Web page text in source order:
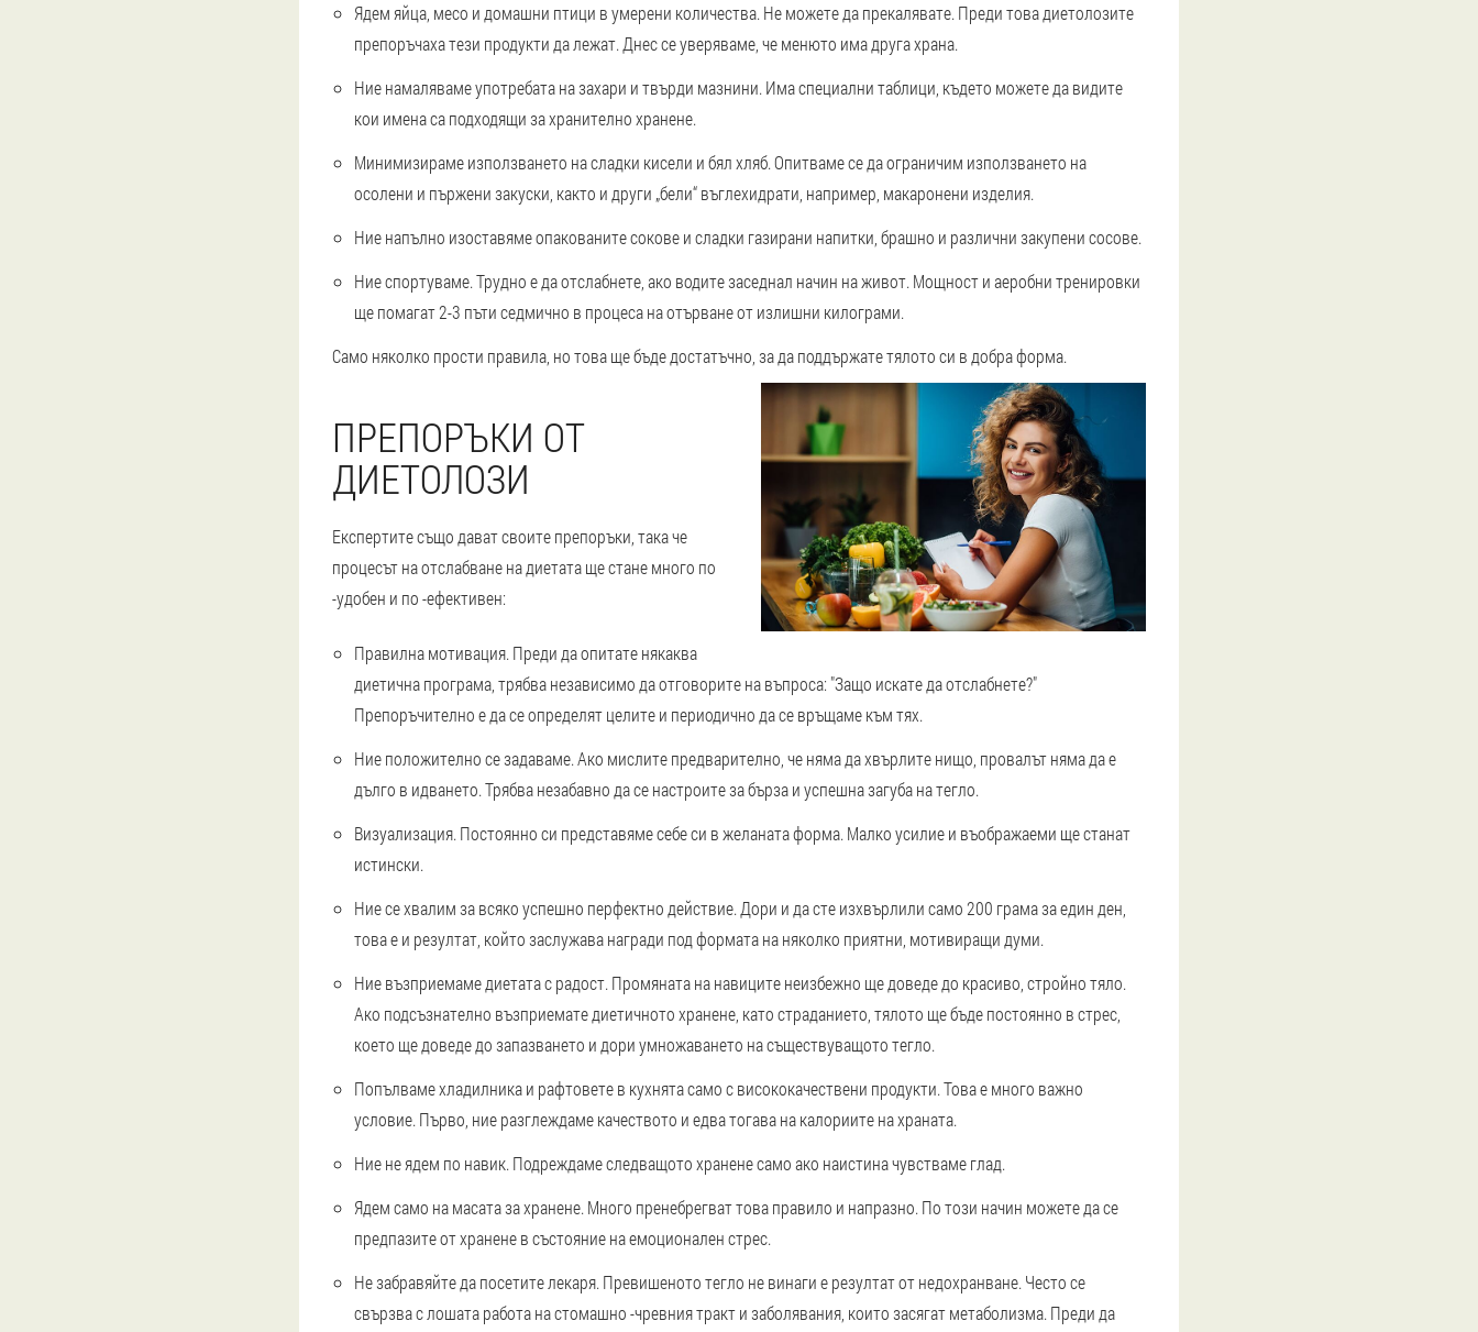
Ядем яйца, месо и домашни птици в умерени количества. Не можете да прекалявате. Преди това диетолозите
препоръчаха тези продукти да лежат. Днес се уверяваме, че менюто има друга храна.
Ние намаляваме употребата на захари и твърди мазнини. Има специални таблици, където можете да видите
кои имена са подходящи за хранително хранене.
Минимизираме използването на сладки кисели и бял хляб. Опитваме се да ограничим използването на
осолени и пържени закуски, както и други „бели“ въглехидрати, например, макаронени изделия.
Ние напълно изоставяме опакованите сокове и сладки газирани напитки, брашно и различни закупени сосове.
Ние спортуваме. Трудно е да отслабнете, ако водите заседнал начин на живот. Мощност и аеробни тренировки
ще помагат 2-3 пъти седмично в процеса на отърване от излишни килограми.
Само няколко прости правила, но това ще бъде достатъчно, за да поддържате тялото си в добра форма.
ПРЕПОРЪКИ ОТ
ДИЕТОЛОЗИ
Експертите също дават своите препоръки, така че
процесът на отслабване на диетата ще стане много по
-удобен и по -ефективен:
Правилна мотивация. Преди да опитате някаква
диетична програма, трябва независимо да отговорите на въпроса: "Защо искате да отслабнете?"
Препоръчително е да се определят целите и периодично да се връщаме към тях.
Ние положително се задаваме. Ако мислите предварително, че няма да хвърлите нищо, провалът няма да е
дълго в идването. Трябва незабавно да се настроите за бърза и успешна загуба на тегло.
Визуализация. Постоянно си представяме себе си в желаната форма. Малко усилие и въображаеми ще станат
истински.
Ние се хвалим за всяко успешно перфектно действие. Дори и да сте изхвърлили само 200 грама за един ден,
това е и резултат, който заслужава награди под формата на няколко приятни, мотивиращи думи.
Ние възприемаме диетата с радост. Промяната на навиците неизбежно ще доведе до красиво, стройно тяло.
Ако подсъзнателно възприемате диетичното хранене, като страданието, тялото ще бъде постоянно в стрес,
което ще доведе до запазването и дори умножаването на съществуващото тегло.
Попълваме хладилника и рафтовете в кухнята само с висококачествени продукти. Това е много важно
условие. Първо, ние разглеждаме качеството и едва тогава на калориите на храната.
Ние не ядем по навик. Подреждаме следващото хранене само ако наистина чувстваме глад.
Ядем само на масата за хранене. Много пренебрегват това правило и напразно. По този начин можете да се
предпазите от хранене в състояние на емоционален стрес.
Не забравяйте да посетите лекаря. Превишеното тегло не винаги е резултат от недохранване. Често се
свързва с лошата работа на стомашно -чревния тракт и заболявания, които засягат метаболизма. Преди да